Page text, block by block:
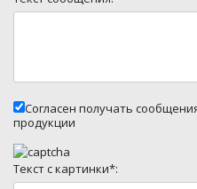
Согласен получать
продукции
Текст с картинки*: